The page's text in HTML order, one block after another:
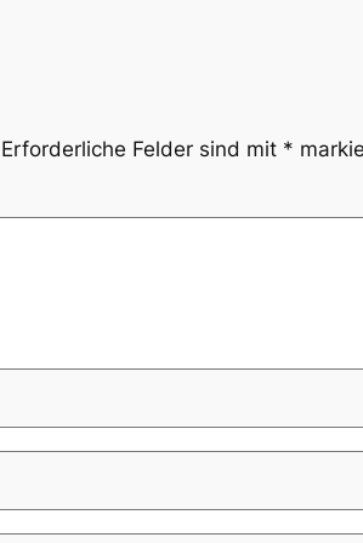
Erforderliche Felder sind mit *